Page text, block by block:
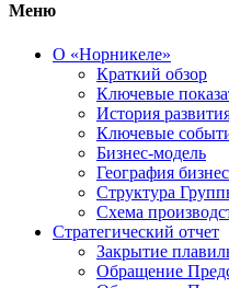
Меню
О «Норникеле»
Краткий обзор
Ключевые
История
Ключевые
Бизнес-модель
География
Структура
Схема
Стратегический отчет
Закрытие
Обращение